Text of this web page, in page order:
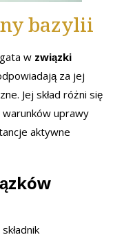
bazylii
w związki
za jej
Jej skład różni się
uprawy
aktywne